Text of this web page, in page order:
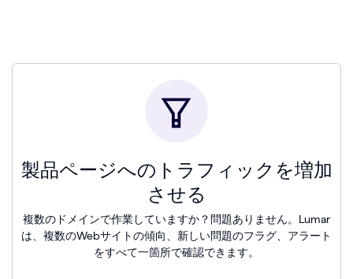
製品ページへのトラフィックを増加
させる
複数のドメインで作業していますか？問題ありません。Lumar
は、複数のWebサイトの傾向、新しい問題のフラグ、アラート
をすべて一箇所で確認できます。